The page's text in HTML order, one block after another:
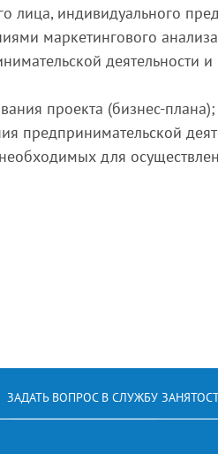
лица, индивидуального
маркетингового
деятельности
проекта (бизнес-плана);
предпринимательской
для
ЗАДАТЬ ВОПРОС В СЛУЖБУ